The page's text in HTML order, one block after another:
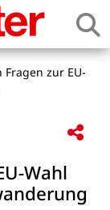
zur EU-
Wahl